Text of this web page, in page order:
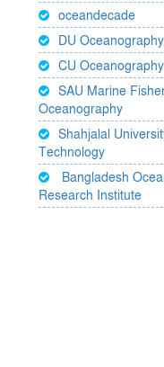
oceandecade
DU Oceanography
CU Oceanography
SAU Marine
Oceanography
Shahjalal
Technology
Bangladesh
Research Institute